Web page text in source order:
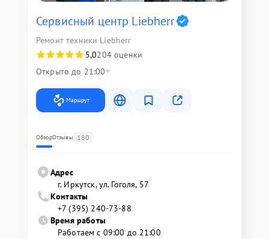
Сервисный центр Liebherr
Ремонт техники Liebherr
5,0204 оценки
Открыто до 21:00
Маршрут
ОбзорОтзывы 180
Адрес
г. Иркутск, ул. ​Гоголя, 57
Контакты
+7 (395) 240-73-88
Время работы
Работаем с 09:00 до 21:00